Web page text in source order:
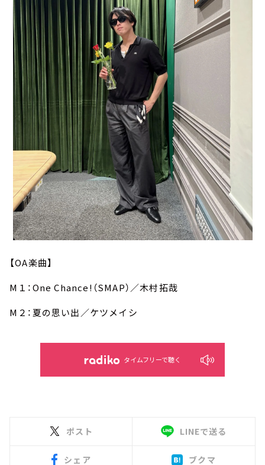
【OA楽曲】
M１：One Chance!（SMAP）／木村拓哉
M２：夏の思い出／ケツメイシ
タイムフリーで聴く
ポスト LINEで送る
シェア ブクマ